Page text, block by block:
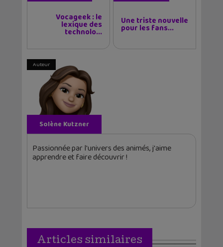
Vocageek : le
lexique des
technolo...
Une triste nouvelle
pour les fans...
Auteur
Solène Kutzner
Passionnée par l'univers des animés, j'aime
apprendre et faire découvrir !
Articles similaires